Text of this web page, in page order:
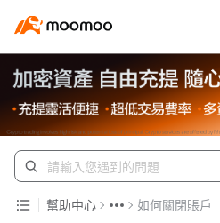
幫助中心 如何關閉賬戶